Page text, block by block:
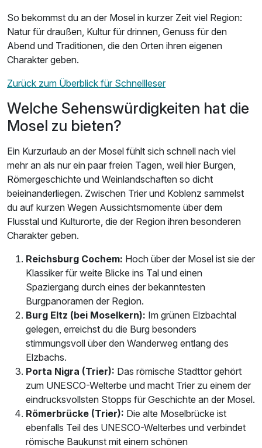
So bekommst du an der Mosel in kurzer Zeit viel Region:
Natur für draußen, Kultur für drinnen, Genuss für den
Abend und Traditionen, die den Orten ihren eigenen
Charakter geben.
Zurück zum Überblick für Schnellleser
Welche Sehenswürdigkeiten hat die
Mosel zu bieten?
Ein Kurzurlaub an der Mosel fühlt sich schnell nach viel
mehr an als nur ein paar freien Tagen, weil hier Burgen,
Römergeschichte und Weinlandschaften so dicht
beieinanderliegen. Zwischen Trier und Koblenz sammelst
du auf kurzen Wegen Aussichtsmomente über dem
Flusstal und Kulturorte, die der Region ihren besonderen
Charakter geben.
Reichsburg Cochem: Hoch über der Mosel ist sie der
Klassiker für weite Blicke ins Tal und einen
Spaziergang durch eines der bekanntesten
Burgpanoramen der Region.
Burg Eltz (bei Moselkern): Im grünen Elzbachtal
gelegen, erreichst du die Burg besonders
stimmungsvoll über den Wanderweg entlang des
Elzbachs.
Porta Nigra (Trier): Das römische Stadttor gehört
zum UNESCO-Welterbe und macht Trier zu einem der
eindrucksvollsten Stopps für Geschichte an der Mosel.
Römerbrücke (Trier): Die alte Moselbrücke ist
ebenfalls Teil des UNESCO-Welterbes und verbindet
römische Baukunst mit einem schönen